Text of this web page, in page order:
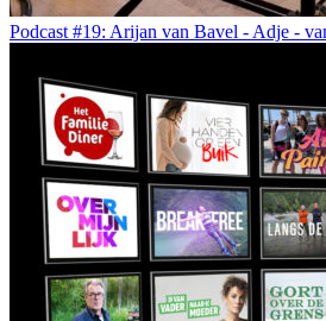
Podcast #19: Arijan van Bavel - Adje -